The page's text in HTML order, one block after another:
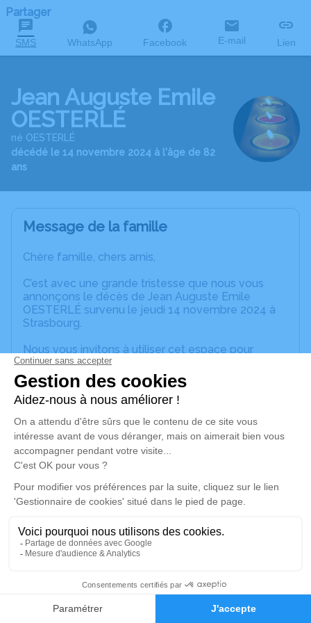
Faire-part Hommages
Partager
SMS WhatsApp Facebook E-mail Lien
Jean Auguste Emile
OESTERLÉ
né OESTERLÉ
décédé le 14 novembre 2024 à l'âge de 82
ans
Message de la famille
Chère famille, chers amis,
C’est avec une grande tristesse que nous vous
annonçons le décès de Jean Auguste Emile
OESTERLÉ survenu le jeudi 14 novembre 2024 à
Strasbourg.
Nous vous invitons à utiliser cet espace pour
laisser vos condoléances, partager des photos
souvenirs, une anecdote ou exprimer vos pensées
à travers des poèmes ou des textes. Cet endroit
est un lieu d'expression dédié à honorer la
mémoire de Jean Auguste Emile OESTERLÉ.
Un service de plantation d’arbre hommage est
disponible ici.
Je rends hommage
Cérémonie religieuse
samedi 16 novembre 2024 à 14h00
6 rue de la Mairie
67520 Marlenheim